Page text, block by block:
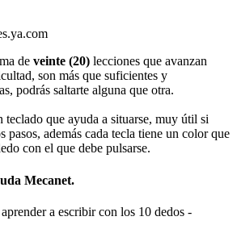
de veinte (20) lecciones que avanzan
son más que suficientes y
podrás saltarte alguna que otra.
teclado que ayuda a situarse, muy útil si
pasos, además cada tecla tiene un color que
con el que debe pulsarse.
Mecanet.